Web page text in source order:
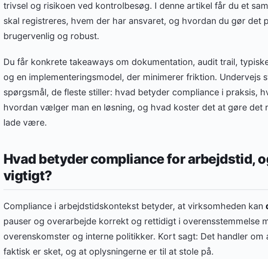
trivsel og risikoen ved kontrolbesøg. I denne artikel får du et
skal registreres, hvem der har ansvaret, og hvordan du gør det
brugervenlig og robust.
Du får konkrete takeaways om dokumentation, audit trail,
og en implementeringsmodel, der minimerer friktion. Undervejs
spørgsmål, de fleste stiller: hvad betyder compliance i praksis,
hvordan vælger man en løsning, og hvad koster det at gøre det
lade være.
Hvad betyder compliance for arbejdstid,
vigtigt?
Compliance i arbejdstidskontekst betyder, at virksomheden kan
pauser og overarbejde korrekt og rettidigt i overensstemmelse
overenskomster og interne politikker. Kort sagt: Det handler om
faktisk er sket, og at oplysningerne er til at stole på.